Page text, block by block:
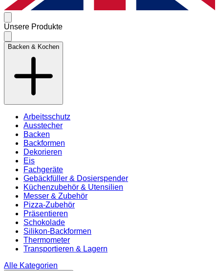
Unsere Produkte
Backen & Kochen
Arbeitsschutz
Ausstecher
Backen
Backformen
Dekorieren
Eis
Fachgeräte
Gebäckfüller & Dosierspender
Küchenzubehör & Utensilien
Messer & Zubehör
Pizza-Zubehör
Präsentieren
Schokolade
Silikon-Backformen
Thermometer
Transportieren & Lagern
Alle Kategorien